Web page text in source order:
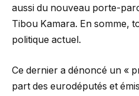
aussi du nouveau porte-
Tibou Kamara. En somme,
politique actuel.
Ce dernier a dénoncé un «
part des eurodéputés et